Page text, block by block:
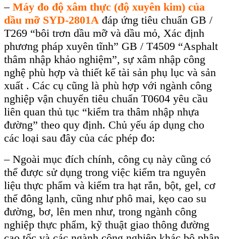
– Máy đo độ xâm thực (độ xuyên kim) của
dầu mỡ SYD-2801A đáp ứng tiêu chuẩn GB /
T269 “bôi trơn dầu mỡ và dầu mỏ, Xác định
phương pháp xuyên tĩnh” GB / T4509 “Asphalt
thâm nhập khảo nghiệm”, sự xâm nhập công
nghệ phù hợp và thiết kế tài sản phụ lục và sản
xuất . Các cụ cũng là phù hợp với ngành công
nghiệp vận chuyển tiêu chuẩn T0604 yêu cầu
liên quan thủ tục “kiểm tra thâm nhập nhựa
đường” theo quy định. Chủ yếu áp dụng cho
các loại sau đây của các phép đo:
– Ngoài mục đích chính, công cụ này cũng có
thể được sử dụng trong việc kiểm tra nguyên
liệu thực phẩm và kiểm tra hạt rắn, bột, gel, cơ
thể đông lạnh, cũng như phô mai, kẹo cao su
đường, bơ, lên men như, trong ngành công
nghiệp thực phẩm, kỹ thuật giao thông đường